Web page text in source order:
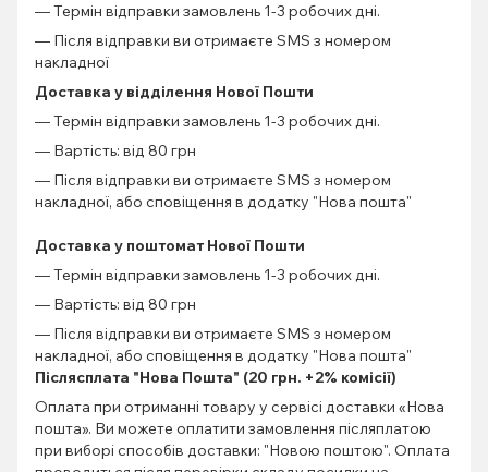
— Термін відправки замовлень 1-3 робочих дні.
— Після відправки ви отримаєте SMS з номером
накладної
Доставка у відділення Нової Пошти
— Термін відправки замовлень 1-3 робочих дні.
— Вартість: від 80 грн
— Після відправки ви отримаєте SMS з номером
накладної, або сповіщення в додатку "Нова пошта"
Доставка у поштомат Нової Пошти
— Термін відправки замовлень 1-3 робочих дні.
— Вартість: від 80 грн
— Після відправки ви отримаєте SMS з номером
накладної, або сповіщення в додатку "Нова пошта"
Післясплата "Нова Пошта" (20 грн. +2% комісії)
Оплата при отриманні товару у сервісі доставки «Нова
пошта». Ви можете оплатити замовлення післяплатою
при виборі способів доставки: "Новою поштою". Оплата